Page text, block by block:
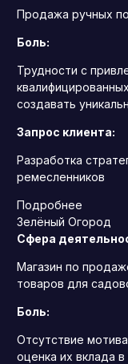
Продажа ручных
Боль:
Трудности с
создавать
Запрос клиента:
Разработка
ремесленников
Подробнее
Зелёный Огород
Сфера
Магазин по
товаров для
Боль:
Отсутствие
оценка их вклада